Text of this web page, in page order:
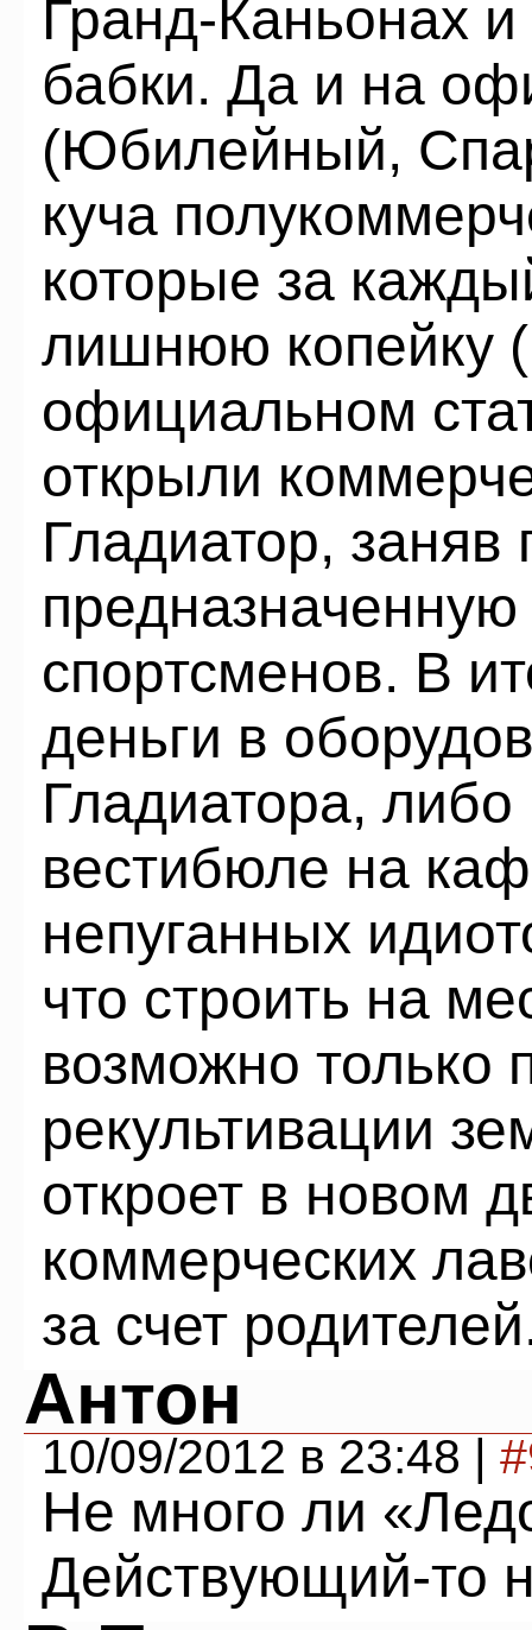
Гранд-Каньонах
бабки. Да и на
(Юбилейный,
куча
которые за
лишнюю копейку
официальном
открыли
Гладиатор,
спортсменов. В
деньги в
Гладиатора,
вестибюле на
непуганных
что строить на
возможно только
рекультивации
откроет в новом
коммерческих
за счет
Антон
10/09/2012 в 23:48 |
Не много ли
Действующий-то